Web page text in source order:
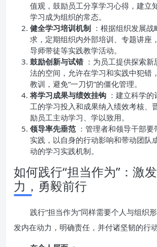
值观，鼓励员工分享学习心得，建立
学习成为组织的常态。
健全学习培训机制 ：根据组织发展
求，定期组织内外部培训、专题讲座
导师带徒等实践教学活动。
鼓励创新与试错 ：为员工提供探索
法的空间，允许在学习和实践中犯错
教训，避免“一刀切”的僵化管理。
将学习成果与绩效挂钩 ：建立科学
工的学习投入和成果纳入绩效考核、
励员工主动学习、学以致用。
领导率先垂范 ：管理者和领导干部
实践，以自身的行动影响和带动团队
动的学习实践机制。
如何践行“担当作为”：激
力，勇毅前行
践行“担当作为”同样需要个人与组织
发内在动力，明确责任，并付诸坚韧的行动